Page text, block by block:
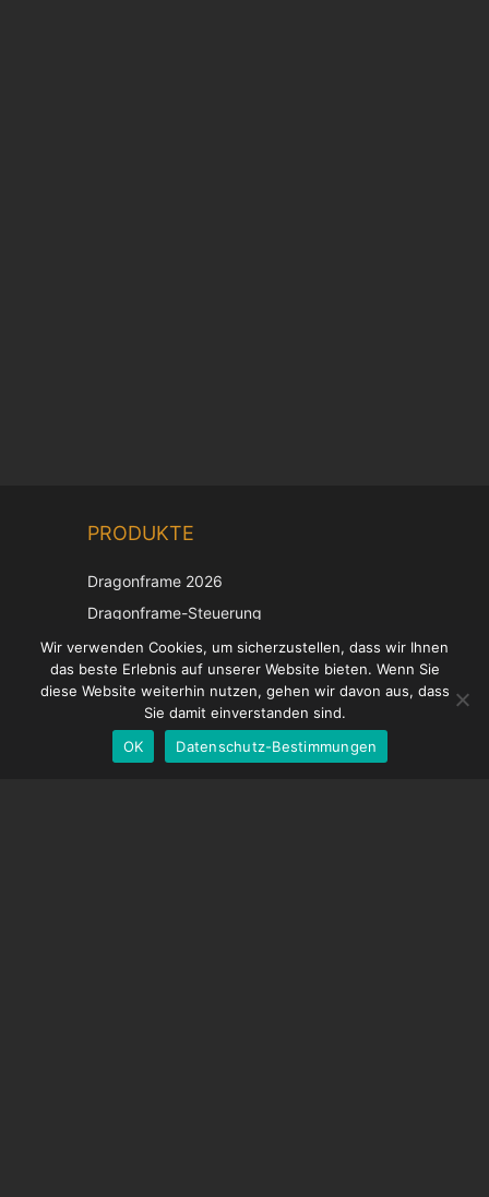
PRODUKTE
Dragonframe 2026
Dragonframe-Steuerung
DDMX-512
DMC-32
EOS LV-Korrekturkappe
Wir verwenden Cookies, um sicherzustellen, dass wir Ihnen
das beste Erlebnis auf unserer Website bieten. Wenn Sie
diese Website weiterhin nutzen, gehen wir davon aus, dass
Sie damit einverstanden sind.
OK
Datenschutz-Bestimmungen
German
English
Spanish
French